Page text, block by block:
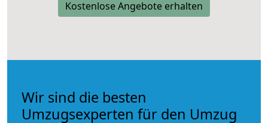
Kostenlose Angebote erhalten
Wir sind die besten
Umzugsexperten für den Umzug